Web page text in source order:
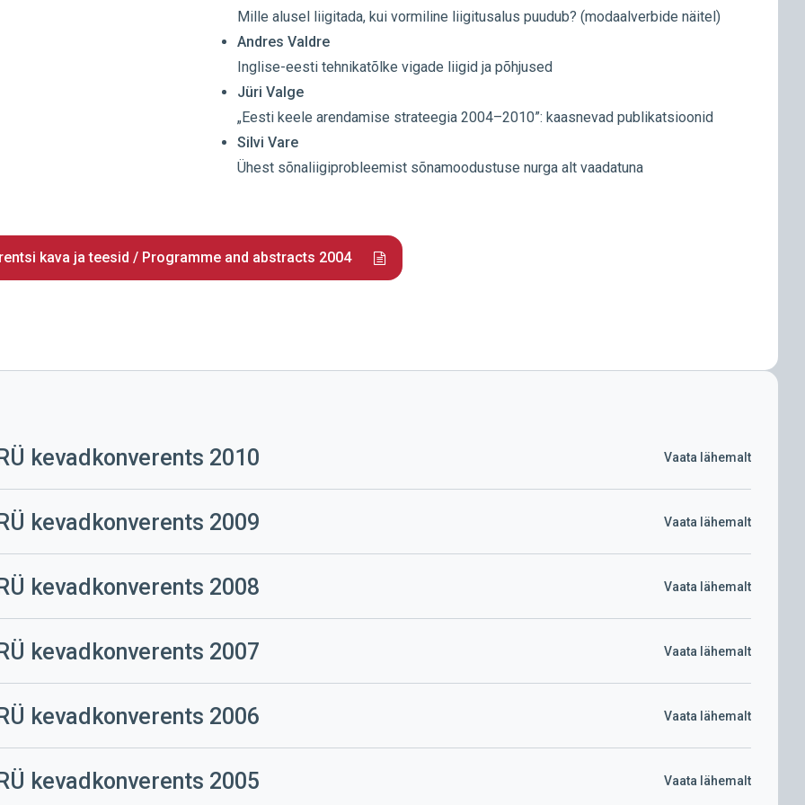
Mille alusel liigitada, kui vormiline liigitusalus puudub? (modaalverbide näitel)
Andres Valdre
Inglise-eesti tehnikatõlke vigade liigid ja põhjused
Jüri Valge
„Eesti keele arendamise strateegia 2004–2010”: kaasnevad publikatsioonid
Silvi Vare
Ühest sõnaliigiprobleemist sõnamoodustuse nurga alt vaadatuna
kava ja teesid / Programme and abstracts 2004
kevadkonverents 2010 Vaata lähemalt
kevadkonverents 2009 Vaata lähemalt
kevadkonverents 2008 Vaata lähemalt
kevadkonverents 2007 Vaata lähemalt
kevadkonverents 2006 Vaata lähemalt
kevadkonverents 2005 Vaata lähemalt